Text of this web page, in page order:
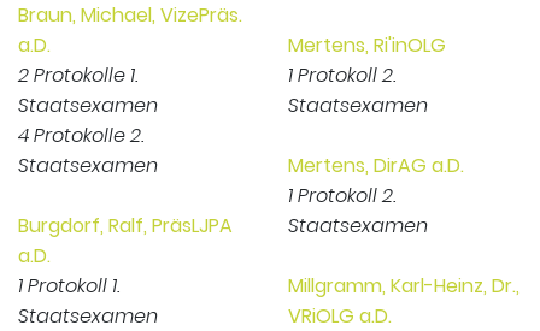
Braun, Michael, VizePräs.
a.D.
2 Protokolle 1.
Staatsexamen
4 Protokolle 2.
Staatsexamen
Burgdorf, Ralf, PräsLJPA
a.D.
1 Protokoll 1.
Staatsexamen
Mertens, Ri'inOLG
1 Protokoll 2.
Staatsexamen
Mertens, DirAG a.D.
1 Protokoll 2.
Staatsexamen
Millgramm, Karl-Heinz, Dr.,
VRiOLG a.D.